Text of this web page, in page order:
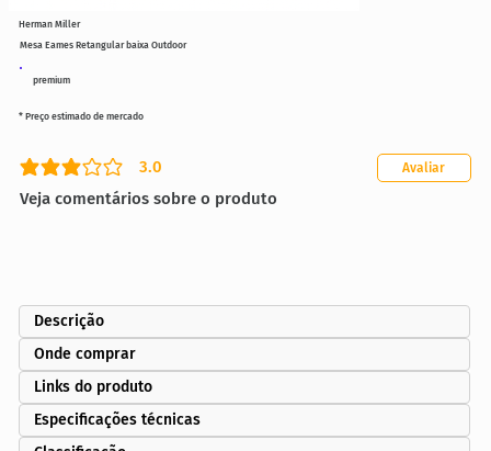
premium
Mesa Eames Retangular baixa Outdoor
3.0
classificação média é 3 de 5
Veja comentários sobre o produto
Avaliar
* Preço estimado de mercado
Herman Miller
Descrição
Onde comprar
Links do produto
Especificações técnicas